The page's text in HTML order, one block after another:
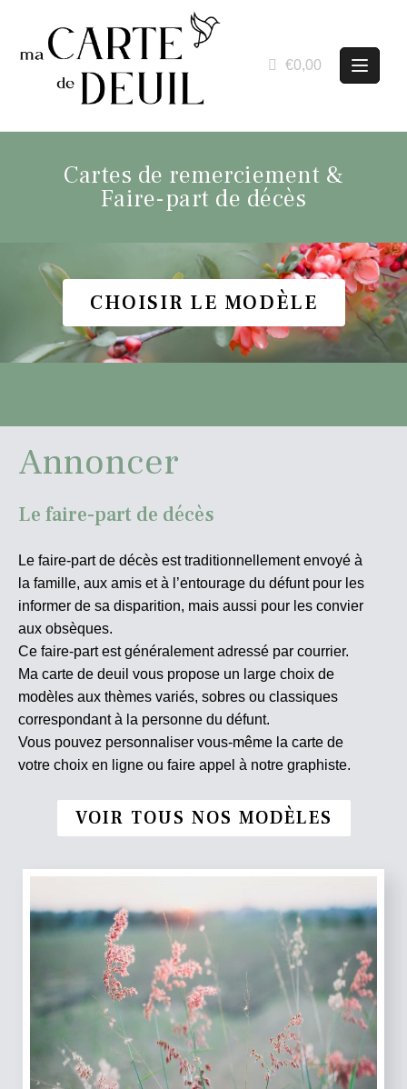
€0,00
Cartes de remerciement &
Faire-part de décès
CHOISIR LE MODÈLE
Annoncer
Le faire-part de décès
Le faire-part de décès est traditionnellement envoyé à
la famille, aux amis et à l’entourage du défunt pour les
informer de sa disparition, mais aussi pour les convier
aux obsèques.
Ce faire-part est généralement adressé par courrier.
Ma carte de deuil vous propose un large choix de
modèles aux thèmes variés, sobres ou classiques
correspondant à la personne du défunt.
Vous pouvez personnaliser vous-même la carte de
votre choix en ligne ou faire appel à notre graphiste.
VOIR TOUS NOS MODÈLES